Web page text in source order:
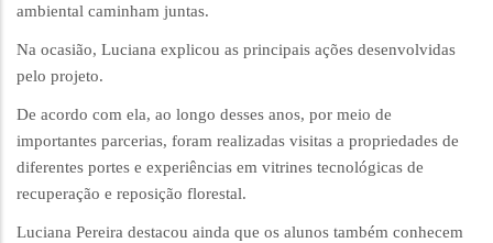
ambiental caminham juntas.
Na ocasião, Luciana explicou as principais ações desenvolvidas
pelo projeto.
De acordo com ela, ao longo desses anos, por meio de
importantes parcerias, foram realizadas visitas a propriedades de
diferentes portes e experiências em vitrines tecnológicas de
recuperação e reposição florestal.
Luciana Pereira destacou ainda que os alunos também conhecem